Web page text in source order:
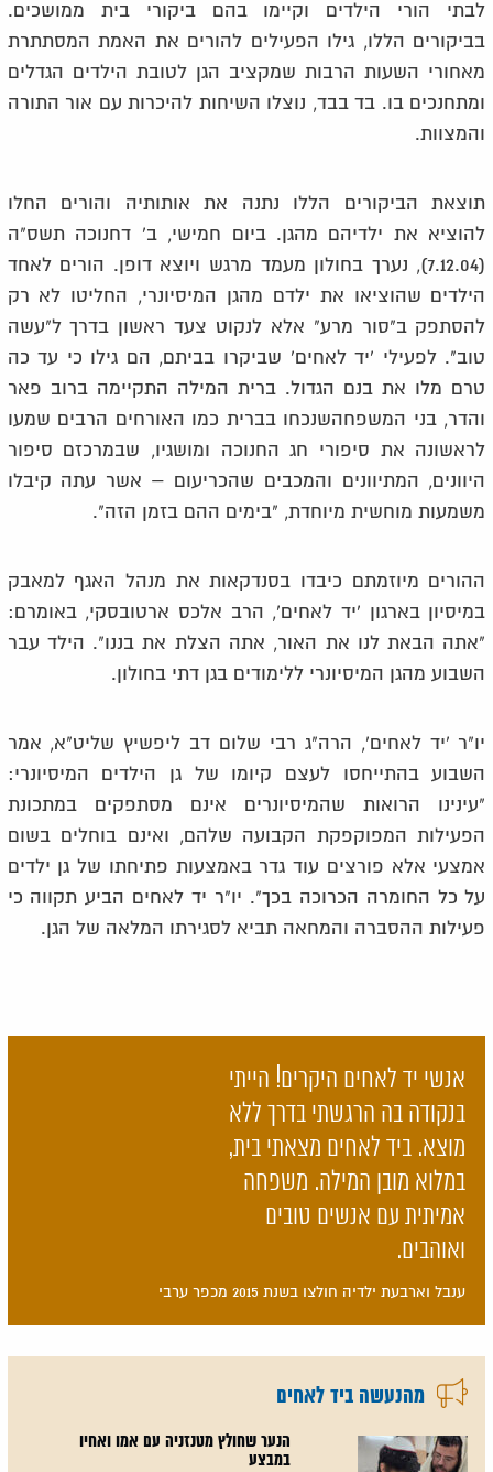
לבתי הורי הילדים וקיימו בהם ביקורי בית ממושכים.
בביקורים הללו, גילו הפעילים להורים את האמת המסתתרת
מאחורי השעות הרבות שמקציב הגן לטובת הילדים הגדלים
ומתחנכים בו. בד בבד, נוצלו השיחות להיכרות עם אור התורה
והמצוות.
תוצאת הביקורים הללו נתנה את אותותיה והורים החלו
להוציא את ילדיהם מהגן. ביום חמישי, ב' דחנוכה תשס"ה
(7.12.04), נערך בחולון מעמד מרגש ויוצא דופן. הורים לאחד
הילדים שהוציאו את ילדם מהגן המיסיונרי, החליטו לא רק
להסתפק ב"סור מרע" אלא לנקוט צעד ראשון בדרך ל"עשה
טוב". לפעילי 'יד לאחים' שביקרו בביתם, הם גילו כי עד כה
טרם מלו את בנם הגדול. ברית המילה התקיימה ברוב פאר
והדר, בני המשפחהשנכחו בברית כמו האורחים הרבים שמעו
לראשונה את סיפורי חג החנוכה ומושגיו, שבמרכזם סיפור
היוונים, המתיוונים והמכבים שהכריעום – אשר עתה קיבלו
משמעות מוחשית מיוחדת, "בימים ההם בזמן הזה".
ההורים מיוזמתם כיבדו בסנדקאות את מנהל האגף למאבק
במיסיון בארגון 'יד לאחים', הרב אלכס ארטובסקי, באומרם:
"אתה הבאת לנו את האור, אתה הצלת את בננו". הילד עבר
השבוע מהגן המיסיונרי ללימודים בגן דתי בחולון.
יו"ר 'יד לאחים', הרה"ג רבי שלום דב ליפשיץ שליט"א, אמר
השבוע בהתייחסו לעצם קיומו של גן הילדים המיסיונרי:
"עינינו הרואות שהמיסיונרים אינם מסתפקים במתכונת
הפעילות המפוקפקת הקבועה שלהם, ואינם בוחלים בשום
אמצעי אלא פורצים עוד גדר באמצעות פתיחתו של גן ילדים
על כל החומרה הכרוכה בכך". יו"ר יד לאחים הביע תקווה כי
פעילות ההסברה והמחאה תביא לסגירתו המלאה של הגן.
אנשי יד לאחים היקרים! הייתי
בנקודה בה הרגשתי בדרך ללא
מוצא. ביד לאחים מצאתי בית,
במלוא מובן המילה. משפחה
אמיתית עם אנשים טובים
ואוהבים.
ענבל וארבעת ילדיה חולצו בשנת 2015 מכפר ערבי
מהנעשה ביד לאחים
הנער שחולץ מטנזניה עם אמו ואחיו
במבצע